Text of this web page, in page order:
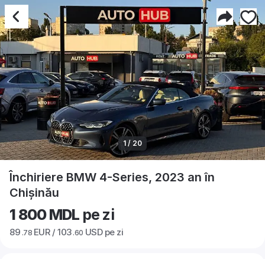
1 / 20
Închiriere BMW 4-Series, 2023 an în
Chișinău
1 800 MDL pe zi
89 .78 EUR /103.60 USD pe zi